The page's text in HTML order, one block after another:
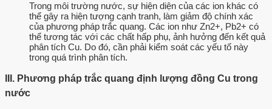
Trong môi trường nước, sự hiện diện của các ion khác có
thể gây ra hiện tượng cạnh tranh, làm giảm độ chính xác
của phương pháp trắc quang. Các ion như Zn2+, Pb2+ có
thể tương tác với các chất hấp phụ, ảnh hưởng đến kết quả
phân tích Cu. Do đó, cần phải kiểm soát các yếu tố này
trong quá trình phân tích.
III. Phương pháp trắc quang định lượng đồng Cu trong
nước